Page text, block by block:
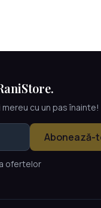
cu un pas înainte!
Abonează-
ofertelor